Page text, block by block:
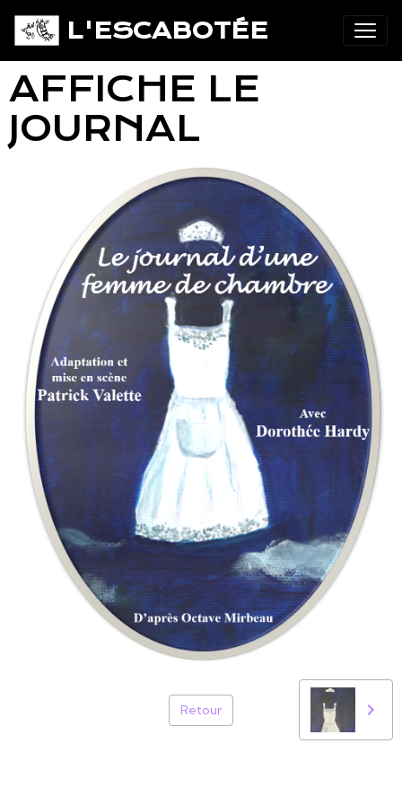
L'ESCABOTÉE
AFFICHE LE
JOURNAL
Retour